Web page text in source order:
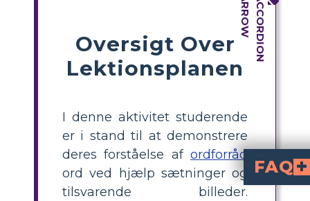
Oversigt Over
Lektionsplanen
I denne aktivitet studerende
er i stand til at demonstrere
deres forståelse af ordforråd
ord ved hjælp sætninger og
tilsvarende billeder.
FAQ